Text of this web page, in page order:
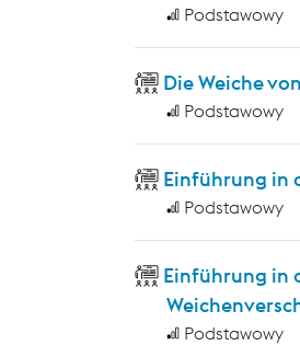
Podstawowy
Die Weiche
Podstawowy
Einführung in
Podstawowy
Einführung in
Podstawowy